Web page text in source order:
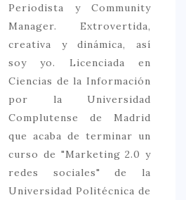
Periodista y Community
Manager. Extrovertida,
creativa y dinámica, así
soy yo. Licenciada en
Ciencias de la Información
por la Universidad
Complutense de Madrid
que acaba de terminar un
curso de "Marketing 2.0 y
redes sociales" de la
Universidad Politécnica de